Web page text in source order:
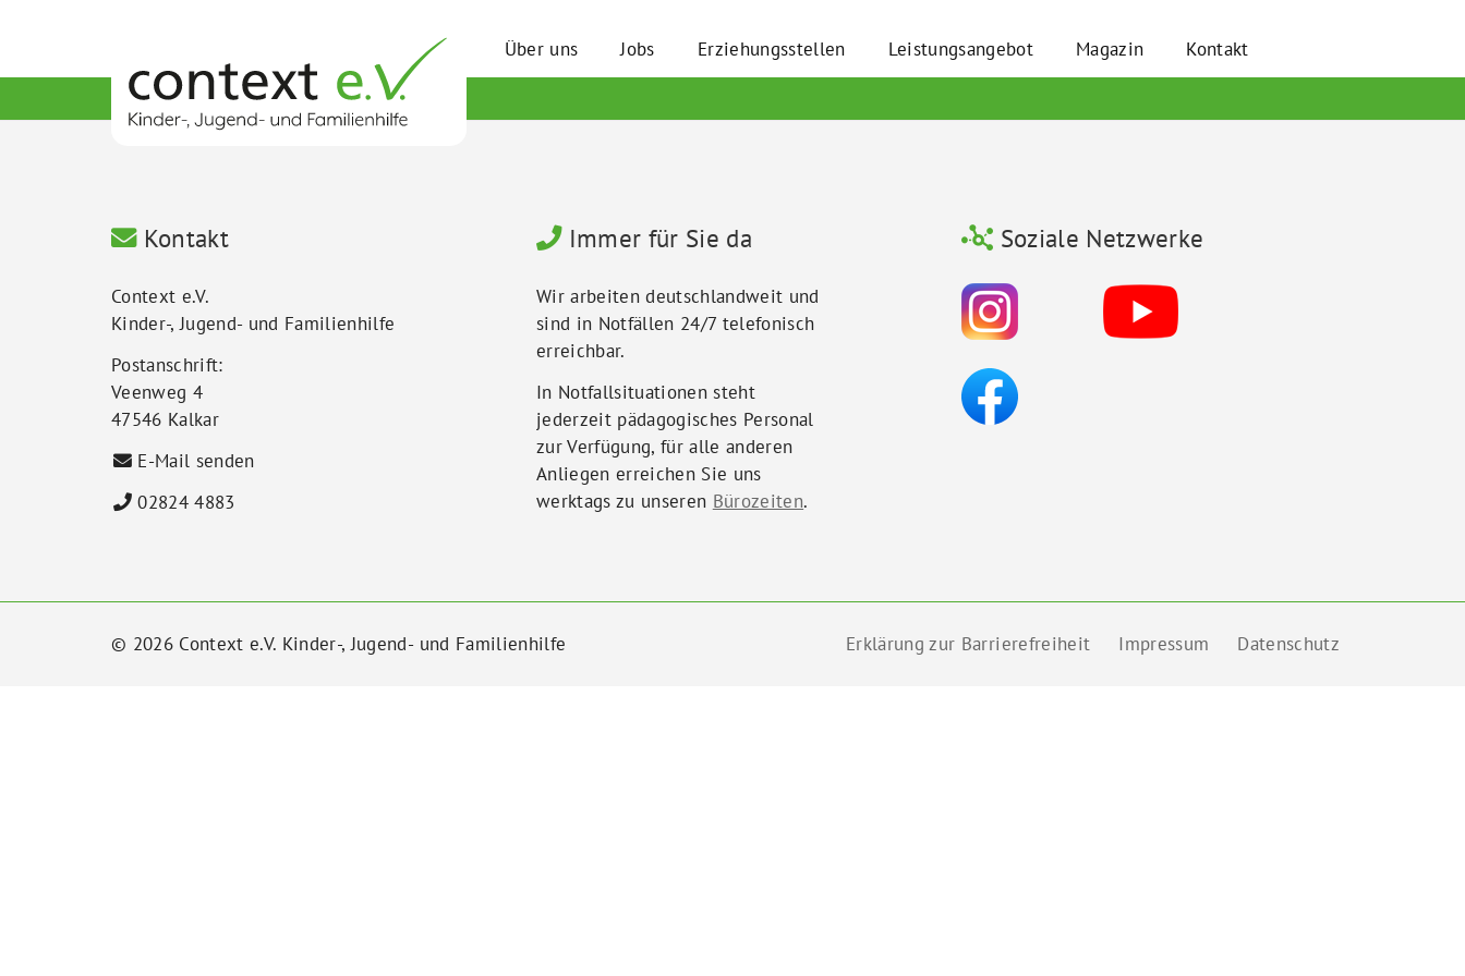
Über uns Jobs Erziehungsstellen Leistungsangebot Magazin Kontakt
Kontakt
Context e.V.
Kinder-, Jugend- und Familienhilfe
Postanschrift:
Veenweg 4
47546 Kalkar
E-Mail senden
02824 4883
Immer für Sie da
Wir arbeiten deutschlandweit und
sind in Notfällen 24/7 telefonisch
erreichbar.
In Notfallsituationen steht
jederzeit pädagogisches Personal
zur Verfügung, für alle anderen
Anliegen erreichen Sie uns
werktags zu unseren Bürozeiten.
Soziale Netzwerke
© 2026 Context e.V. Kinder-, Jugend- und Familienhilfe Erklärung zur Barrierefreiheit Impressum Datenschutz